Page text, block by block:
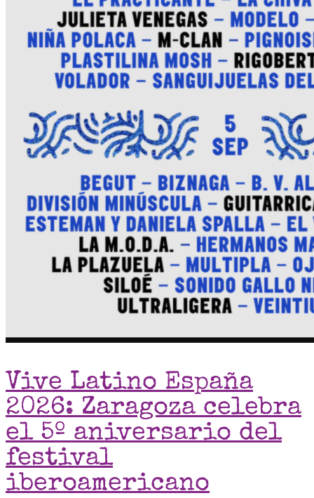
Vive Latino España
2026: Zaragoza celebra
el 5º aniversario del
festival
iberoamericano